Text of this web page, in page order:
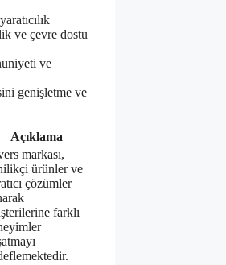
ve çevre dostu
ve
genişletme ve
Açıklama
markası,
ürünler ve
çözümler
farklı